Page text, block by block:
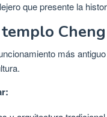
que presente la
más